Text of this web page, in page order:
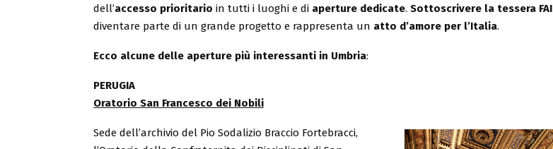
dell’accesso prioritario in tutti i luoghi e di aperture dedicate. Sottoscrivere la tessera FAI
diventare parte di un grande progetto e rappresenta un atto d’amore per l’Italia.
Ecco alcune delle aperture più interessanti in Umbria:
PERUGIA
Oratorio San Francesco dei Nobili
Sede dell’archivio del Pio Sodalizio Braccio Fortebracci,